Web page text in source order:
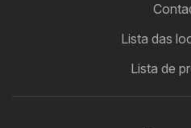
Lista das
Lista de